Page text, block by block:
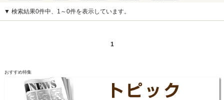
キッズルーム
安い デート
▼ 検索結果0件中、1～0件を表示しています。
1
おすすめ特集